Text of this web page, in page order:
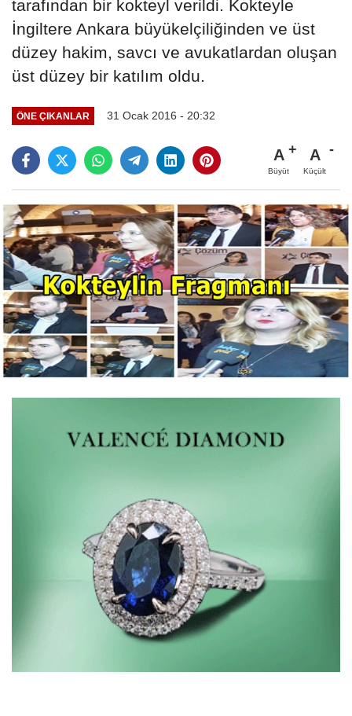
tarafından bir kokteyl verildi. Kokteyle
İngiltere Ankara büyükelçiliğinden ve üst
düzey hakim, savcı ve avukatlardan oluşan
üst düzey bir katılım oldu.
ÖNE ÇIKANLAR 31 Ocak 2016 - 20:32
A
Büyüt
A
Küçült